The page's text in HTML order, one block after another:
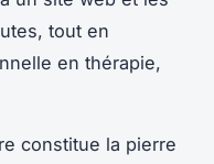
tout en
en thérapie,
constitue la pierre